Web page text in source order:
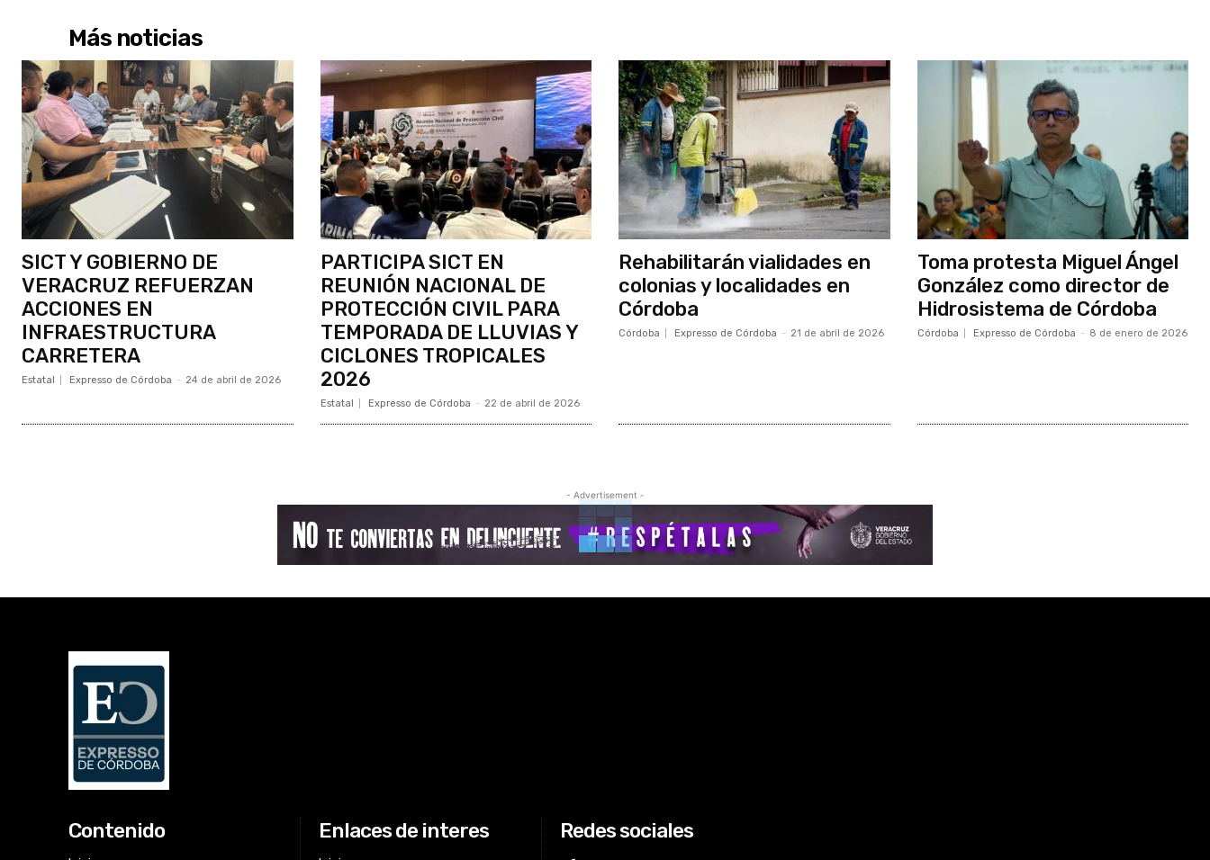
Más noticias
SICT Y GOBIERNO DE
VERACRUZ REFUERZAN
ACCIONES EN
INFRAESTRUCTURA
CARRETERA
Estatal Expresso de Córdoba - 24 de abril de 2026
PARTICIPA SICT EN
REUNIÓN NACIONAL DE
PROTECCIÓN CIVIL PARA
TEMPORADA DE LLUVIAS Y
CICLONES TROPICALES
2026
Estatal Expresso de Córdoba - 22 de abril de 2026
Rehabilitarán vialidades en
colonias y localidades en
Córdoba
Córdoba Expresso de Córdoba - 21 de abril de 2026
Toma protesta Miguel Ángel
González como director de
Hidrosistema de Córdoba
Córdoba Expresso de Córdoba - 8 de enero de 2026
- Advertisement -
Contenido Enlaces de interes Redes sociales